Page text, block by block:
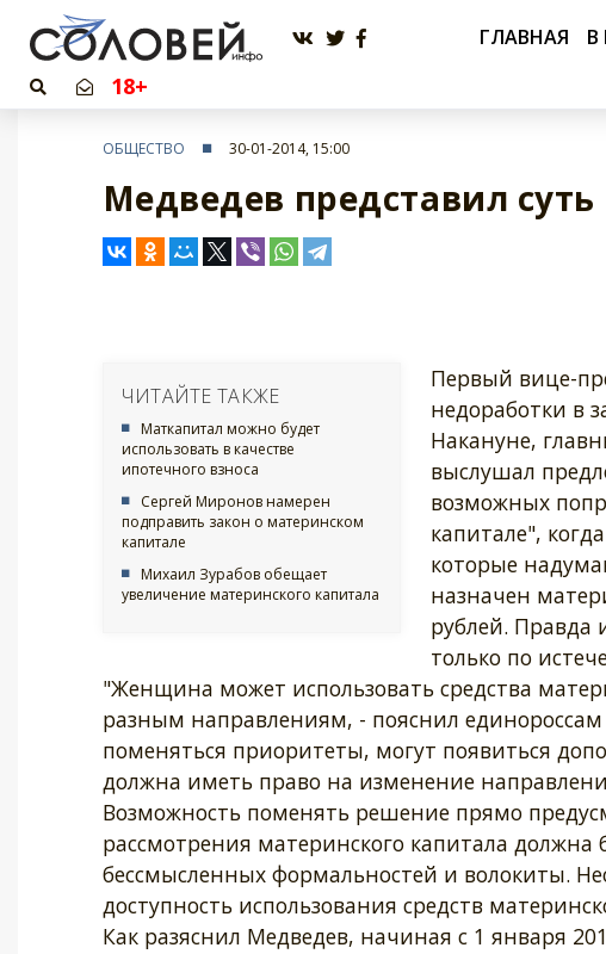
ГЛАВНАЯ В
18+
ОБЩЕСТВО 30-01-2014, 15:00
Медведев представил
ЧИТАЙТЕ ТАКЖЕ
Маткапитал можно будет
использовать в качестве
ипотечного взноса
Сергей Миронов намерен
подправить закон о материнском
капитале
Михаил Зурабов обещает
увеличение материнского капитала
Первый вице-
недоработки в
Накануне,
выслушал
возможных
капитале",
которые
назначен
рублей. Правда
только по
"Женщина может использовать средства
разным направлениям, - пояснил
поменяться приоритеты, могут появиться
должна иметь право на изменение
Возможность поменять решение прямо
рассмотрения материнского капитала
бессмысленных формальностей и волокиты.
доступность использования средств
Как разяснил Медведев, начиная с 1 января